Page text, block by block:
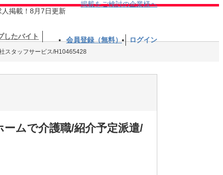
人掲載！8月7日更新
掲載をご検討の企業様へ
したバイト 会員登録（無料） ログイン
スタッフサービス/H10465428
ームで介護職/紹介予定派遣/